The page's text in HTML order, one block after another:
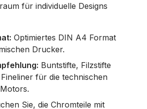
für individuelle Designs
Optimiertes DIN A4 Format
Drucker.
Buntstifte, Filzstifte
für die technischen
Sie, die Chromteile mit